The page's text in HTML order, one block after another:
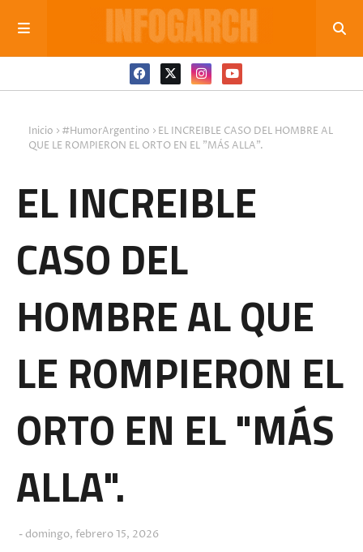
Inicio #HumorArgentino
EL INCREIBLE CASO DEL HOMBRE AL
QUE LE ROMPIERON EL ORTO EN EL "MÁS ALLA".
EL INCREIBLE
CASO DEL
HOMBRE AL QUE
LE ROMPIERON EL
ORTO EN EL "MÁS
ALLA".
domingo, febrero 15, 2026